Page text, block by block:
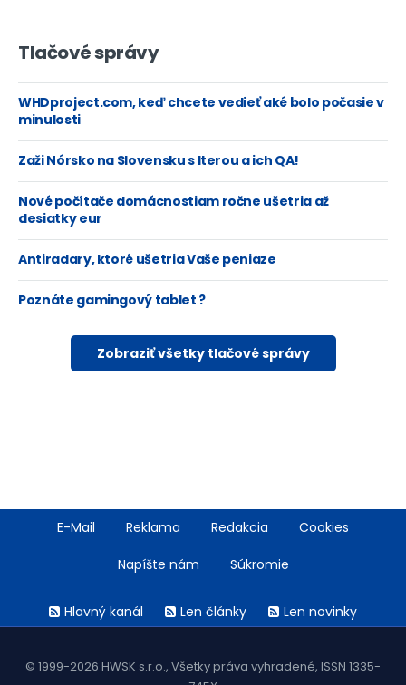
Tlačové správy
WHDproject.com, keď chcete vedieť aké bolo počasie v
minulosti
Zaži Nórsko na Slovensku s Iterou a ich QA!
Nové počítače domácnostiam ročne ušetria až
desiatky eur
Antiradary, ktoré ušetria Vaše peniaze
Poznáte gamingový tablet ?
Zobraziť všetky tlačové správy
FooterE-Mail Reklama Redakcia Cookies
Napíšte nám Súkromie
menuHlavný kanál Len články Len novinky
© 1999-2026 HWSK s.r.o., Všetky práva vyhradené, ISSN 1335-